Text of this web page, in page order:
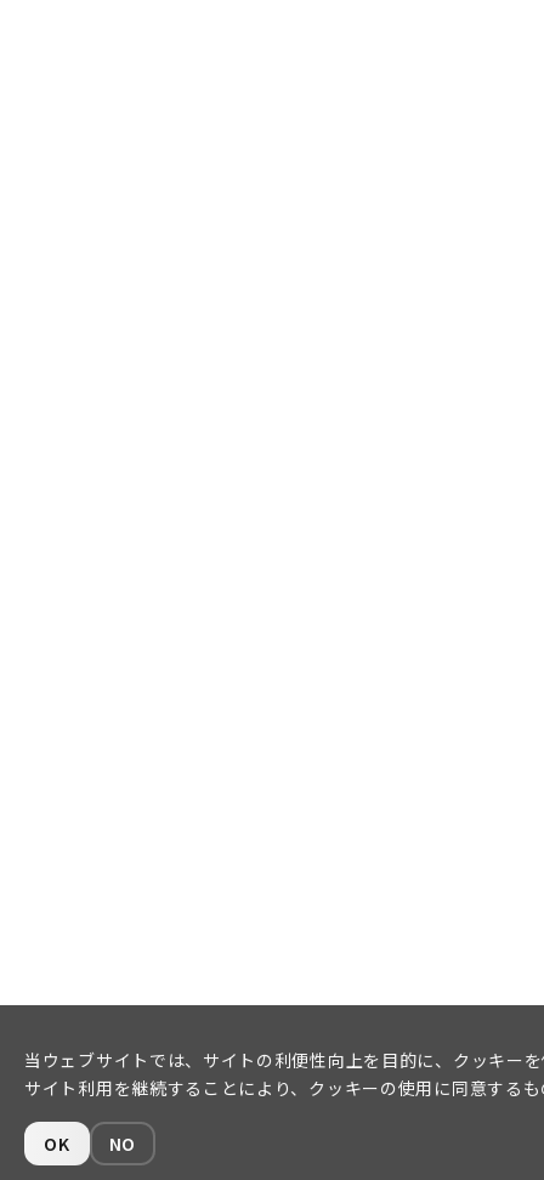
当ウェブサイトでは、サイトの利便性向上を目的に、クッキー
サイト利用を継続することにより、クッキーの使用に同意する
OK NO